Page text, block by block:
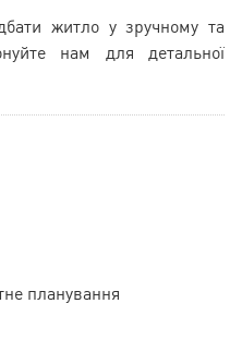
житло у зручному та
нам для детальної
планування